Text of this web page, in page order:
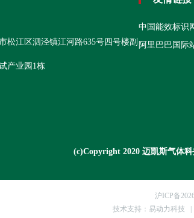
松江区泗泾镇江河路635号四号楼副
产业园1栋
中国能效标识
阿里巴巴国际
(c)Copyright 2020 迈凱斯气体
沪ICP备
技术支持：易动力科技 |